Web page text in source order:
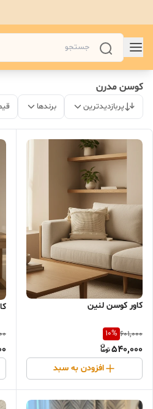
کوسن مدرن
پربازدیدترین برندها
کاور کوسن لنین
601,000
10%
540,000
افزودن به سبد